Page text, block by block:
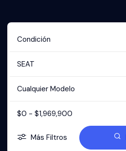
Condición
SEAT
Cualquier Modelo
$0 - $1,969,900
Más Filtros